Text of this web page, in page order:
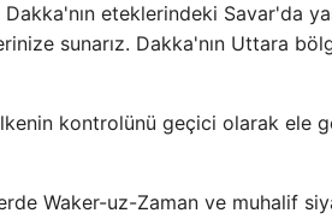
eteklerindeki Savar'da
sunarız. Dakka'nın Uttara
kontrolünü geçici olarak ele
Waker-uz-Zaman ve muhalif